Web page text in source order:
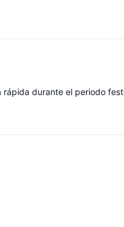
durante el periodo